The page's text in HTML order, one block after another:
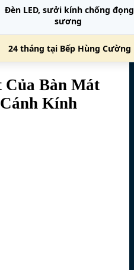
Đèn LED, sưởi kính chống đọng
sương
24 tháng tại Bếp Hùng Cường
Bàn Mát
Kính